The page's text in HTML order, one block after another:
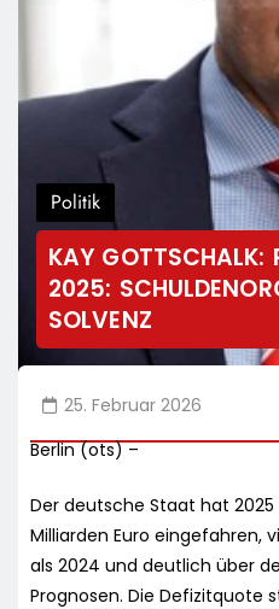
Politik
KAY GOTTSCHALK:
2025:
SOLVENZ
25. Februar 2026
Berlin (ots) –
Der deutsche Staat hat 2025
Milliarden Euro eingefahren,
als 2024 und deutlich über
Prognosen. Die Defizitquote